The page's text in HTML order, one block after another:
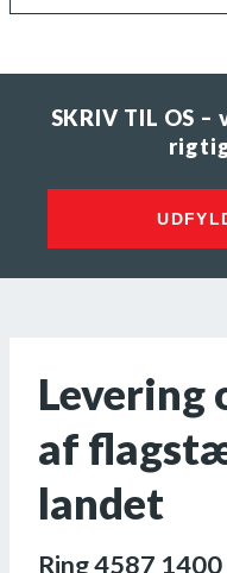
SKRIV TIL OS
Levering
af
landet
Ring 4587 1400